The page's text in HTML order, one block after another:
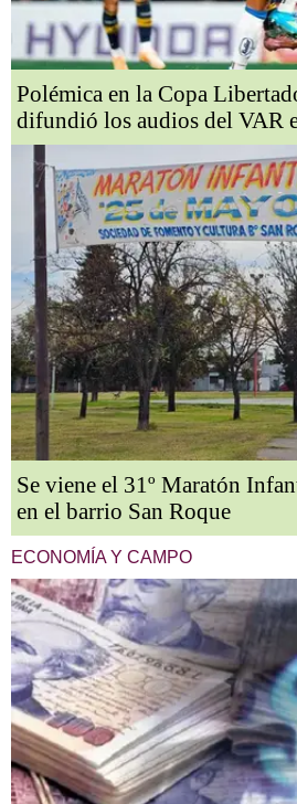
Polémica en la Copa
difundió los audios del VAR
Se viene el 31º Maratón
en el barrio San Roque
ECONOMÍA Y CAMPO